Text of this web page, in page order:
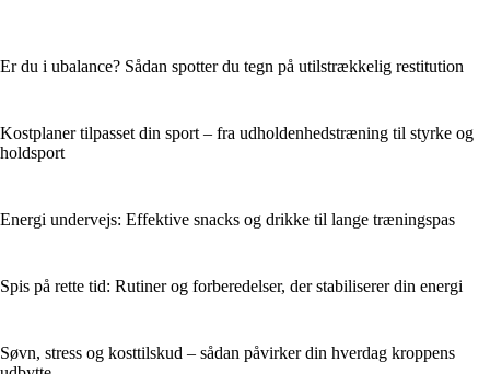
Er du i ubalance? Sådan spotter du tegn på utilstrækkelig restitution
Kostplaner tilpasset din sport – fra udholdenhedstræning til styrke og
holdsport
Energi undervejs: Effektive snacks og drikke til lange træningspas
Spis på rette tid: Rutiner og forberedelser, der stabiliserer din energi
Søvn, stress og kosttilskud – sådan påvirker din hverdag kroppens